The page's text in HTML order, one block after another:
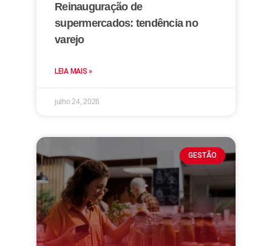
Reinauguração de
supermercados: tendência no
varejo
LEIA MAIS »
julho 24, 2026
GESTÃO